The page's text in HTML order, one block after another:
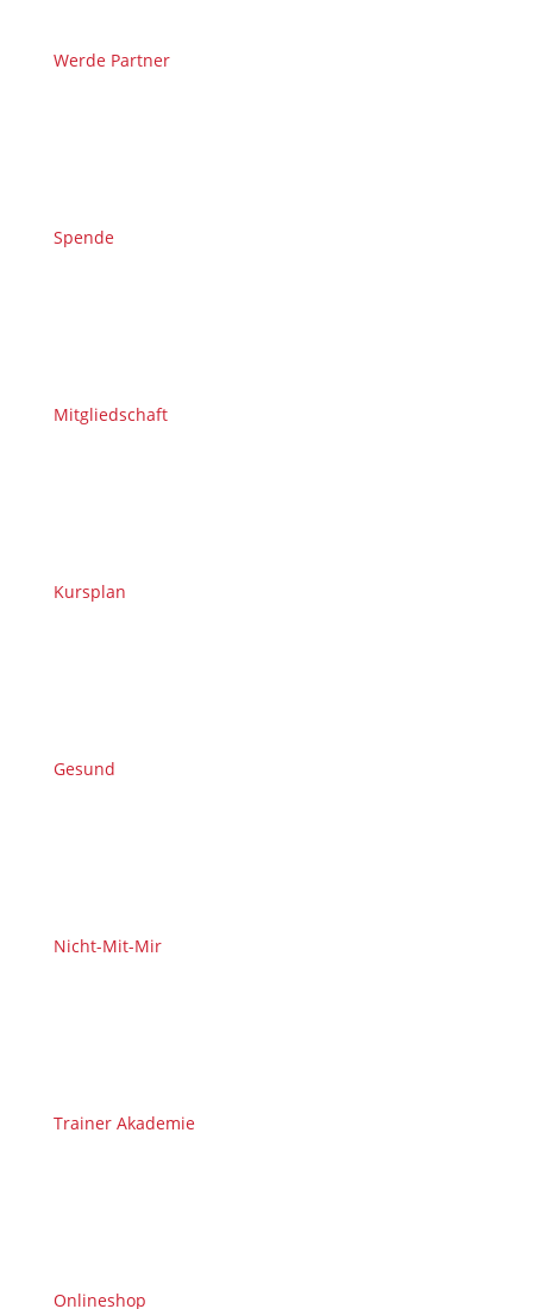
Werde Partner
Spende
Mitgliedschaft
Kursplan
Gesund
Nicht-Mit-Mir
Trainer Akademie
Onlineshop